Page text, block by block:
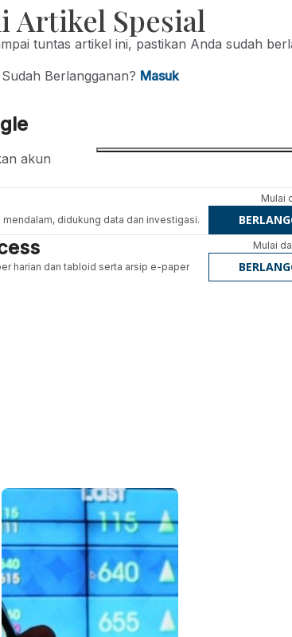
Artikel Spesial
tuntas artikel ini, pastikan Anda sudah
Sudah Berlangganan? Masuk
akun
didukung data dan investigasi.
Mulai
harian dan tabloid serta arsip e-paper
Mulai